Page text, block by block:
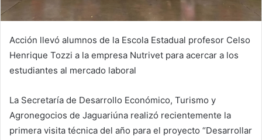
Acción llevó alumnos de la Escola Estadual profesor Celso
Henrique Tozzi a la empresa Nutrivet para acercar a los
estudiantes al mercado laboral
La Secretaría de Desarrollo Económico, Turismo y
Agronegocios de Jaguariúna realizó recientemente la
primera visita técnica del año para el proyecto “Desarrollar